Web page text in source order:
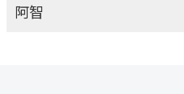
阿智